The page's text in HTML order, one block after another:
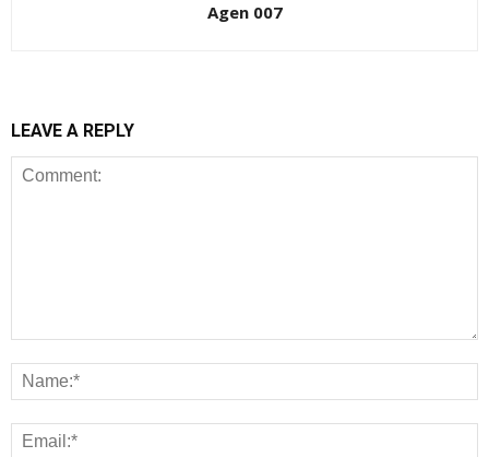
Agen 007
LEAVE A REPLY